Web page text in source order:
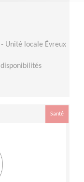
Unité locale Évreux
disponibilités
Santé